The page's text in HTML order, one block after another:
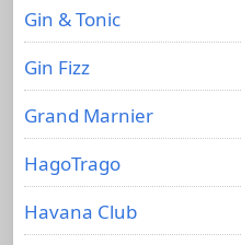
Gin & Tonic
Gin Fizz
Grand Marnier
HagoTrago
Havana Club